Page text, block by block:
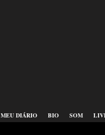
MEU DIÁRIO BIO SOM